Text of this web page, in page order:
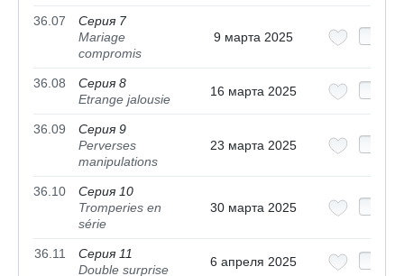
36.07
Серия 7
Mariage
compromis
9 марта 2025
36.08
Серия 8
Etrange jalousie
16 марта 2025
36.09
Серия 9
Perverses
manipulations
23 марта 2025
36.10
Серия 10
Tromperies en
série
30 марта 2025
36.11
Серия 11
Double surprise
6 апреля 2025